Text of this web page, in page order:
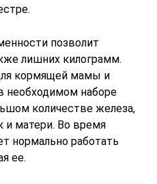
позволит
лишних килограмм.
кормящей мамы и
необходимом наборе
количестве железа,
и матери. Во время
нормально работать
ее.